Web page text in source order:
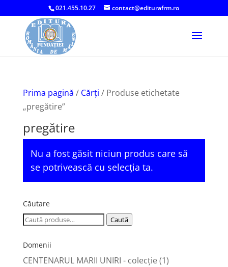
021.455.10.27 contact@editurafrm.ro
Prima pagină / Cărți / Produse etichetate
„pregătire”
pregătire
Nu a fost găsit niciun produs care să
se potrivească cu selecția ta.
Căutare
Caută
Caută
Domenii
CENTENARUL MARII UNIRI - colecție(1)